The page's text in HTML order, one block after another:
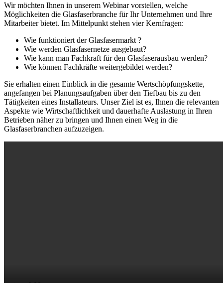
Wir möchten Ihnen in unserem Webinar vorstellen, welche
Möglichkeiten die Glasfaserbranche für Ihr Unternehmen und Ihre
Mitarbeiter bietet. Im Mittelpunkt stehen vier Kernfragen:
Wie funktioniert der Glasfasermarkt ?
Wie werden Glasfasernetze ausgebaut?
Wie kann man Fachkraft für den Glasfaserausbau werden?
Wie können Fachkräfte weitergebildet werden?
Sie erhalten einen Einblick in die gesamte Wertschöpfungskette,
angefangen bei Planungsaufgaben über den Tiefbau bis zu den
Tätigkeiten eines Installateurs. Unser Ziel ist es, Ihnen die relevanten
Aspekte wie Wirtschaftlichkeit und dauerhafte Auslastung in Ihren
Betrieben näher zu bringen und Ihnen einen Weg in die
Glasfaserbranchen aufzuzeigen.